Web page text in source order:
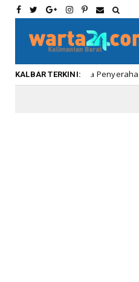
KALBAR TERKINI:
Meriahnya Penyerahan